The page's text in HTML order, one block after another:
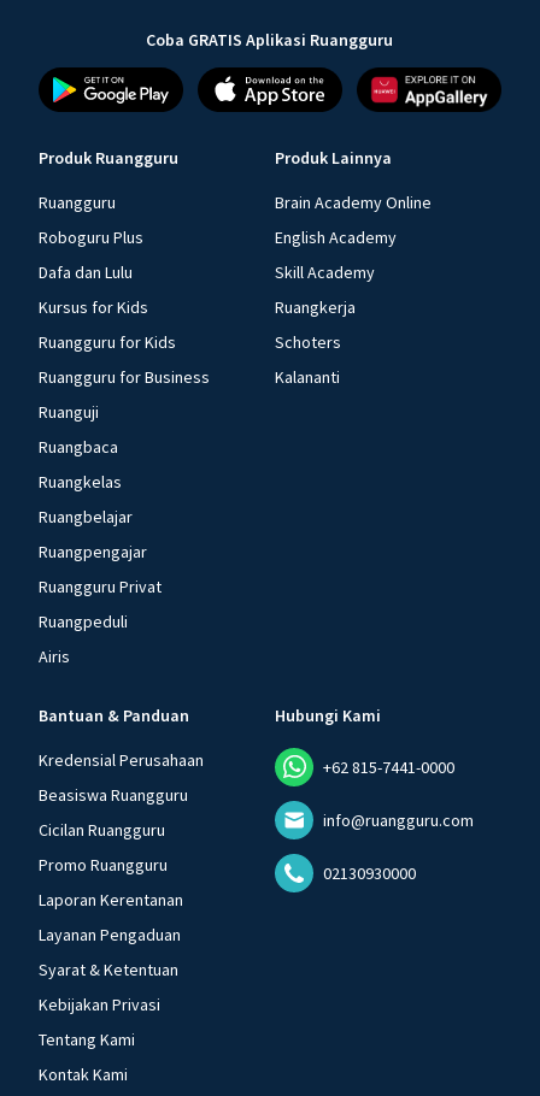
Coba GRATIS Aplikasi Ruangguru
Produk Ruangguru
Ruangguru
Roboguru Plus
Dafa dan Lulu
Kursus for Kids
Ruangguru for Kids
Ruangguru for Business
Ruanguji
Ruangbaca
Ruangkelas
Ruangbelajar
Ruangpengajar
Ruangguru Privat
Ruangpeduli
Airis
Produk Lainnya
Brain Academy Online
English Academy
Skill Academy
Ruangkerja
Schoters
Kalananti
Bantuan & Panduan
Kredensial Perusahaan
Beasiswa Ruangguru
Cicilan Ruangguru
Promo Ruangguru
Laporan Kerentanan
Layanan Pengaduan
Syarat & Ketentuan
Kebijakan Privasi
Tentang Kami
Kontak Kami
Hubungi Kami
+62 815-7441-0000
info@ruangguru.com
02130930000